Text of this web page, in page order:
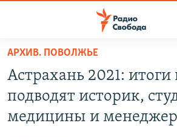
упрощенного
доступа
основному
ПОДКАСТЫ
АВТОРСКИЕ ПРОЕКТЫ
АРХИВ. ПОВОЛЖЬЕ
Астрахань 2021: итоги
подводят историк,
медицины и менеджер